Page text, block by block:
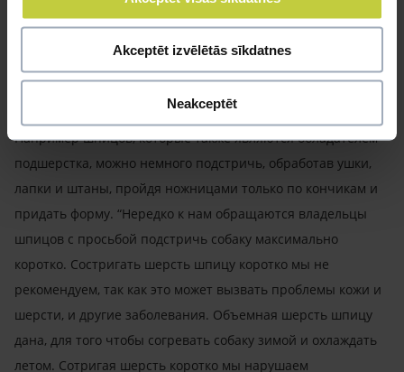
Akceptēt izvēlētās sīkdatnes
Neakceptēt
В этом случае все зависит от конкретной собаки и ее
овчарки) рекомендуется тщательно вымыть
профессиональной косметикой, применяя не только
шампунь, но и кондиционер, высушить и вычесать.
Например шпицов, которые также являются обладателем
подшерстка, можно немного подстричь, обработав ушки,
лапки и штаны, пройдя ножницами только по кончикам и
придать форму. “Нередко к нам обращаются владельцы
шпицов с просьбой подстричь собаку максимально
коротко. Состригать шерсть шпицу коротко мы не
рекомендуем, так как это может вызвать проблемы кожи и
шерсти, и другие заболевания. Объемная шерсть шпицу
дана, для того чтобы согревать собаку зимой и охлаждать
летом. Сотригая шерсть коротко мы нарушаем